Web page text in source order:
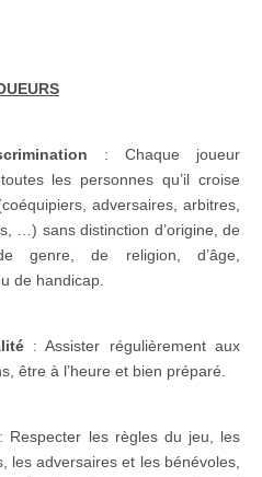
: Chaque joueur
les personnes qu’il croise
adversaires, arbitres,
…) sans distinction d’origine, de
genre, de religion, d’âge,
de handicap.
: Assister régulièrement aux
être à l’heure et bien préparé.
: Respecter les règles du jeu, les
les adversaires et les bénévoles,